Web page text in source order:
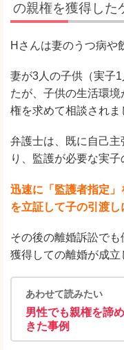
の親権を獲得した
Hさんは妻のうつ病や
妻が3人の子供（実子
たが、子供の生活環
権を求めて相談されま
弁護士は、既に自己
り、監護が必要な実子
迅速に「監護者指定
を立証して子の引渡し
その後の離婚訴訟で
獲得しての離婚が成立
あわせて読みたい
男性でも親権を諦
きた事例